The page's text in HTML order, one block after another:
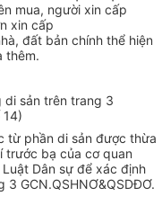
mua, người xin cấp
xin cấp
đất bản chính thể hiện
thêm.
sản trên trang 3
14)
từ phần di sản được thừa
trước bạ của cơ quan
Dân sự để xác định
GCN.QSHNƠ&QSDĐƠ.